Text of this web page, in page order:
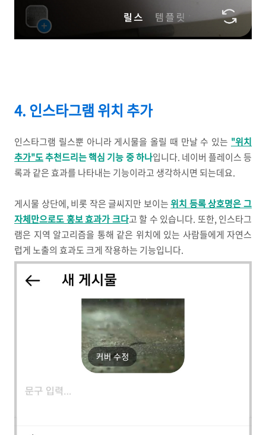
4. 인스타그램 위치 추가
인스타그램 릴스뿐 아니라 게시물을 올릴 때 만날 수 있는 "위치
추가"도추천드리는 핵심 기능 중 하나입니다. 네이버 플레이스 등
록과 같은 효과를 나타내는 기능이라고 생각하시면 되는데요.
게시물 상단에, 비롯 작은 글씨지만 보이는위치 등록 상호명은 그
자체만으로도 홍보 효과가 크다고 할 수 있습니다. 또한, 인스타그
램은 지역 알고리즘을 통해 같은 위치에 있는 사람들에게 자연스
럽게 노출의 효과도 크게 작용하는 기능입니다.